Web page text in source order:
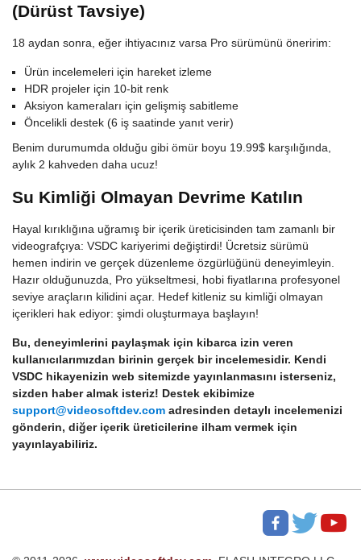
(Dürüst Tavsiye)
18 aydan sonra, eğer ihtiyacınız varsa Pro sürümünü öneririm:
Ürün incelemeleri için hareket izleme
HDR projeler için 10-bit renk
Aksiyon kameraları için gelişmiş sabitleme
Öncelikli destek (6 iş saatinde yanıt verir)
Benim durumumda olduğu gibi ömür boyu 19.99$ karşılığında,
aylık 2 kahveden daha ucuz!
Su Kimliği Olmayan Devrime Katılın
Hayal kırıklığına uğramış bir içerik üreticisinden tam zamanlı bir
videografçıya: VSDC kariyerimi değiştirdi! Ücretsiz sürümü
hemen indirin ve gerçek düzenleme özgürlüğünü deneyimleyin.
Hazır olduğunuzda, Pro yükseltmesi, hobi fiyatlarına profesyonel
seviye araçların kilidini açar. Hedef kitleniz su kimliği olmayan
içerikleri hak ediyor: şimdi oluşturmaya başlayın!
Bu, deneyimlerini paylaşmak için kibarca izin veren
kullanıcılarımızdan birinin gerçek bir incelemesidir. Kendi
VSDC hikayenizin web sitemizde yayınlanmasını isterseniz,
sizden haber almak isteriz! Destek ekibimize
support@videosoftdev.com adresinden detaylı incelemenizi
gönderin, diğer içerik üreticilerine ilham vermek için
yayınlayabiliriz.